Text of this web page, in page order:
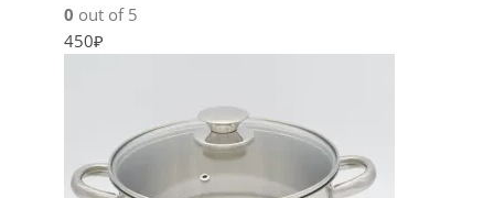
0 out of 5
450₽